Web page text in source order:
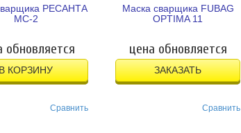
РЕСАНТА
МС-2
обновляется
КОРЗИНУ
Сравнить
Маска сварщика FUBAG
OPTIMA 11
цена обновляется
ЗАКАЗАТЬ
Сравнить